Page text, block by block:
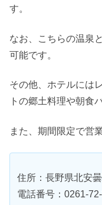
す。
なお、こちらの温泉
可能です。
その他、ホテルには
トの郷土料理や朝食
また、期間限定で営
住所：長野県北安
電話番号：0261-